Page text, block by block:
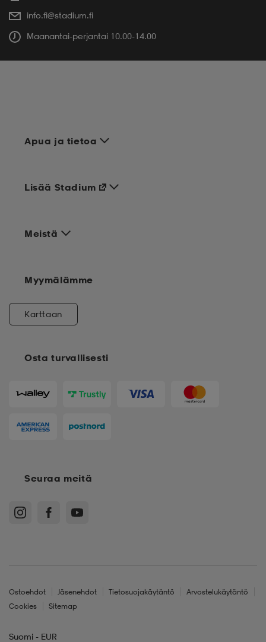
info.fi@stadium.fi
Maanantai-perjantai 10.00-14.00
Apua ja tietoa
Meistä
Osta turvallisesti
Lisää Stadium
Myymälämme
Karttaan
Seuraa meitä
Ostoehdot Jäsenehdot Tietosuojakäytäntö
Arvostelukäytäntö
Cookies
Sitemap
Suomi - EUR